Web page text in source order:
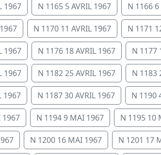
1967 N 1165 5 AVRIL 1967 N 1166 6
N 1170 11 AVRIL 1967 N 1171
1967 N 1176 18 AVRIL 1967 N 1177
1967 N 1182 25 AVRIL 1967 N 1183
1967 N 1187 30 AVRIL 1967 N 1190
1967 N 1194 9 MAI 1967 N 1195 10
N 1200 16 MAI 1967 N 1201 17